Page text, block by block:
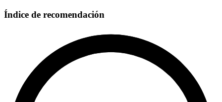
Índice de recomendación